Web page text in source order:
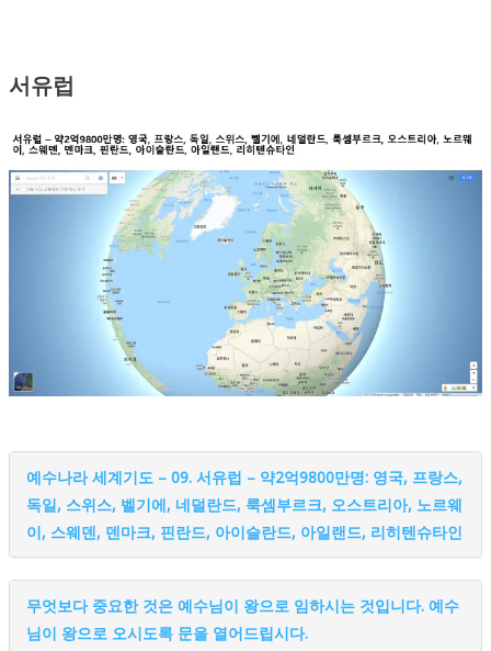
서유럽
예수나라 세계기도 – 09. 서유럽 – 약2억9800만명: 영국, 프랑스,
독일, 스위스, 벨기에, 네덜란드, 룩셈부르크, 오스트리아, 노르웨
이, 스웨덴, 덴마크, 핀란드, 아이슬란드, 아일랜드, 리히텐슈타인
무엇보다 중요한 것은 예수님이 왕으로 임하시는 것입니다. 예수
님이 왕으로 오시도록 문을 열어드립시다.